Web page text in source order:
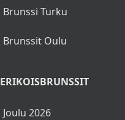
Brunssi Turku
Brunssit Oulu
ERIKOISBRUNSSIT
Joulu 2026